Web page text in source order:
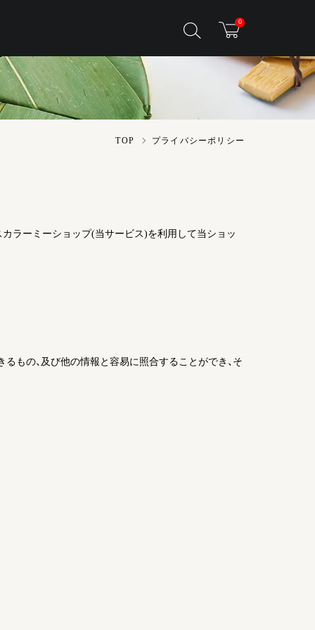
0
TOP プライバシーポリシー
カラーミーショップ(当サービス)を利用して当ショッ
もの、及び他の情報と容易に照合することができ、そ